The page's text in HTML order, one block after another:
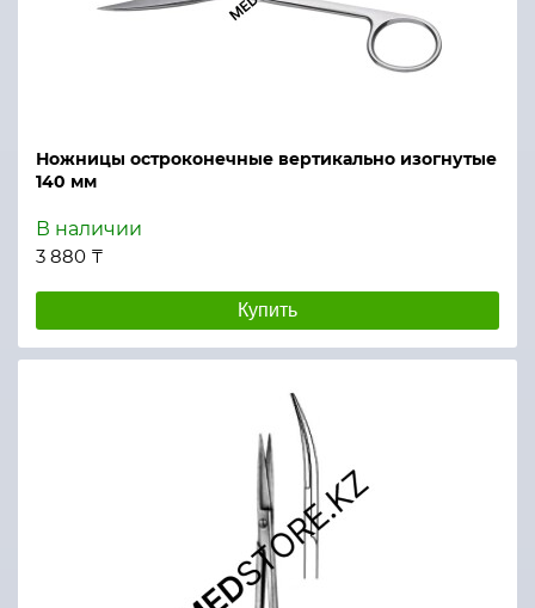
Ножницы остроконечные вертикально изогнутые
140 мм
В наличии
3 880 ₸
Купить